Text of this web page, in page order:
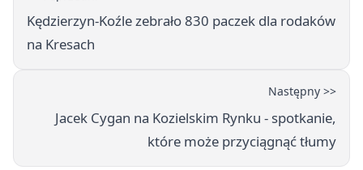
Kędzierzyn-Koźle zebrało 830 paczek dla rodaków
na Kresach
Następny >>
Jacek Cygan na Kozielskim Rynku - spotkanie,
które może przyciągnąć tłumy